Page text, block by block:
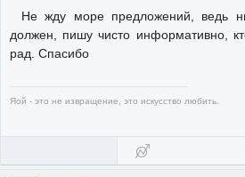
Не жду море предложений, ведь
должен, пишу чисто информативно,
рад. Спасибо
Яой - это не извращение, это искусство любить.